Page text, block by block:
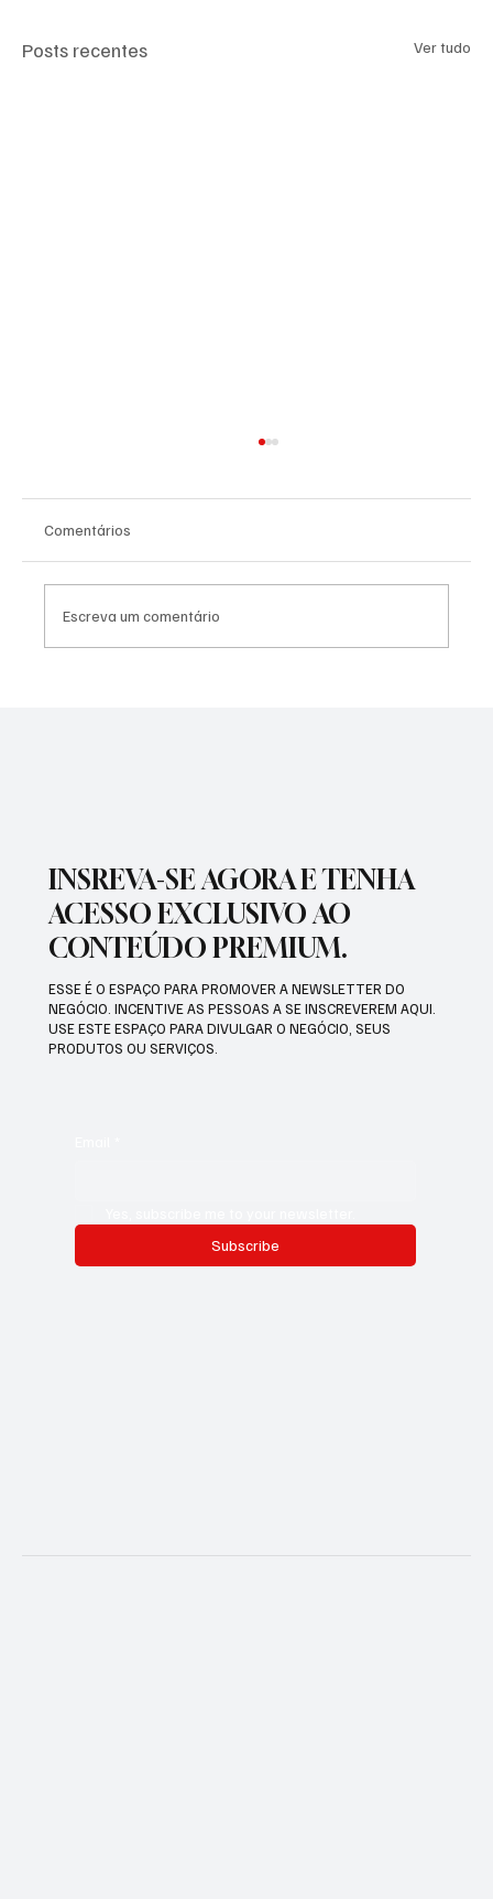
Posts recentes Ver tudo
Comentários
Escreva um comentário
INSREVA-SE AGORA E TENHA
ACESSO EXCLUSIVO AO
CONTEÚDO PREMIUM.
ESSE É O ESPAÇO PARA PROMOVER A NEWSLETTER DO
NEGÓCIO. INCENTIVE AS PESSOAS A SE INSCREVEREM AQUI.
USE ESTE ESPAÇO PARA DIVULGAR O NEGÓCIO, SEUS
PRODUTOS OU SERVIÇOS.
Subscribe